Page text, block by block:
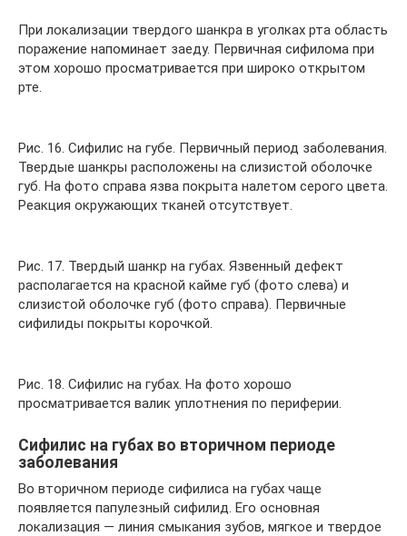
При локализации твердого шанкра в уголках рта область
поражение напоминает заеду. Первичная сифилома при
этом хорошо просматривается при широко открытом
рте.
Рис. 16. Сифилис на губе. Первичный период заболевания.
Твердые шанкры расположены на слизистой оболочке
губ. На фото справа язва покрыта налетом серого цвета.
Реакция окружающих тканей отсутствует.
Рис. 17. Твердый шанкр на губах. Язвенный дефект
располагается на красной кайме губ (фото слева) и
слизистой оболочке губ (фото справа). Первичные
сифилиды покрыты корочкой.
Рис. 18. Сифилис на губах. На фото хорошо
просматривается валик уплотнения по периферии.
Сифилис на губах во вторичном периоде
заболевания
Во вторичном периоде сифилиса на губах чаще
появляется папулезный сифилид. Его основная
локализация — линия смыкания зубов, мягкое и твердое